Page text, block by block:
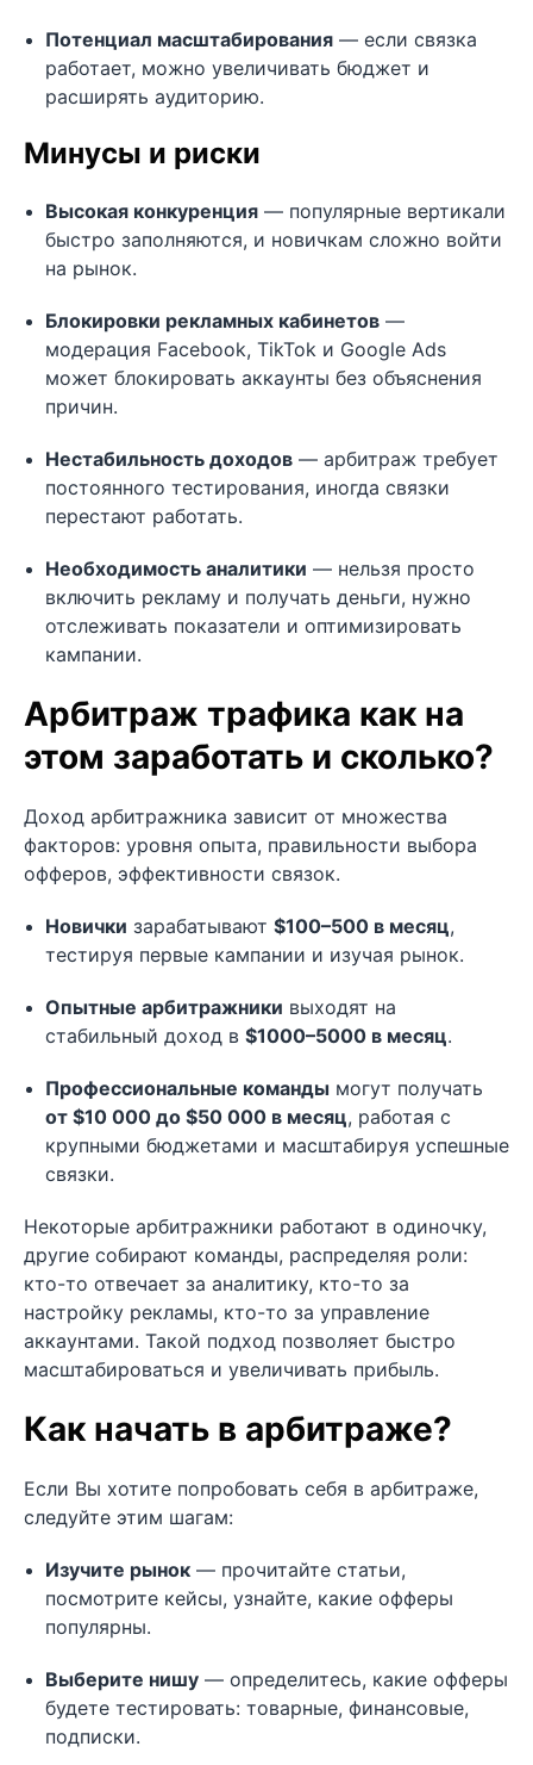
Потенциал масштабирования — если связка
работает, можно увеличивать бюджет и
расширять аудиторию.
Минусы и риски
Высокая конкуренция — популярные вертикали
быстро заполняются, и новичкам сложно войти
на рынок.
Блокировки рекламных кабинетов —
модерация Facebook, TikTok и Google Ads
может блокировать аккаунты без объяснения
причин.
Нестабильность доходов — арбитраж требует
постоянного тестирования, иногда связки
перестают работать.
Необходимость аналитики — нельзя просто
включить рекламу и получать деньги, нужно
отслеживать показатели и оптимизировать
кампании.
Арбитраж трафика как на
этом заработать и сколько?
Доход арбитражника зависит от множества
факторов: уровня опыта, правильности выбора
офферов, эффективности связок.
Новички зарабатывают $100–500 в месяц,
тестируя первые кампании и изучая рынок.
Опытные арбитражники выходят на
стабильный доход в $1000–5000 в месяц.
Профессиональные команды могут получать
от $10 000 до $50 000 в месяц, работая с
крупными бюджетами и масштабируя успешные
связки.
Некоторые арбитражники работают в одиночку,
другие собирают команды, распределяя роли:
кто-то отвечает за аналитику, кто-то за
настройку рекламы, кто-то за управление
аккаунтами. Такой подход позволяет быстро
масштабироваться и увеличивать прибыль.
Как начать в арбитраже?
Если Вы хотите попробовать себя в арбитраже,
следуйте этим шагам:
Изучите рынок — прочитайте статьи,
посмотрите кейсы, узнайте, какие офферы
популярны.
Выберите нишу — определитесь, какие офферы
будете тестировать: товарные, финансовые,
подписки.